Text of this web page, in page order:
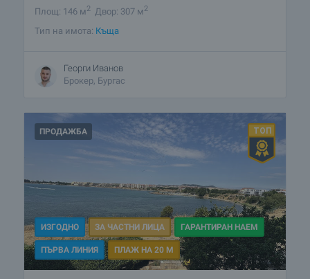
Площ: 146 м2 Двор: 307 м2
Тип на имота: Къща
Георги Иванов
Брокер, Бургас
ПРОДАЖБА
ИЗГОДНО ЗА ЧАСТНИ ЛИЦА ГАРАНТИРАН НАЕМ
ПЪРВА ЛИНИЯ ПЛАЖ НА 20 М